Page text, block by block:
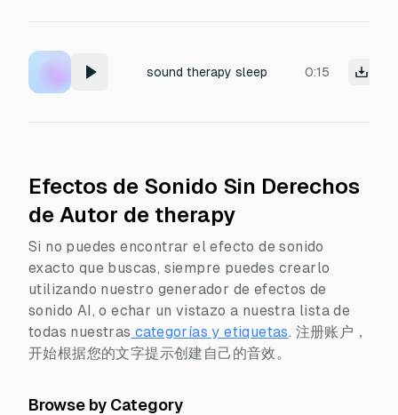
sound therapy sleep 0:15
Efectos de Sonido Sin Derechos
de Autor de therapy
Si no puedes encontrar el efecto de sonido
exacto que buscas, siempre puedes crearlo
utilizando nuestro generador de efectos de
sonido AI, o echar un vistazo a nuestra lista de
todas nuestras categorías y etiquetas. 注册账户，
开始根据您的文字提示创建自己的音效。
Browse by Category